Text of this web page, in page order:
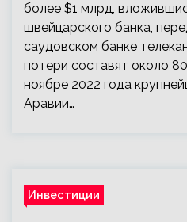
более $1 млрд,
швейцарского банка,
саудовском банке
потери составят около
ноябре 2022 года
Аравии…
Инвестиции